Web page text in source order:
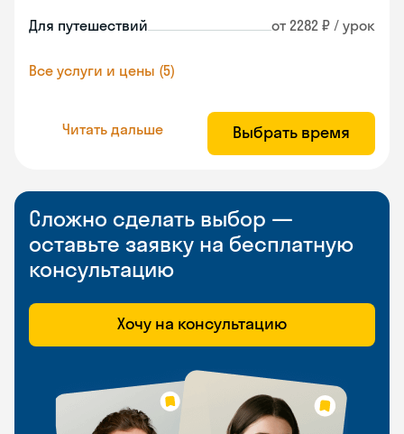
Для путешествий от 2282 ₽ / урок
Все услуги и цены (5)
Читать дальше Выбрать время
Сложно сделать выбор —
оставьте заявку на бесплатную
консультацию
Хочу на консультацию